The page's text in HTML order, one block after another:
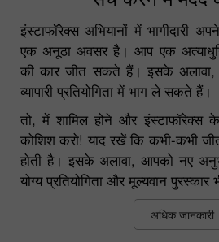
इंस्टाफॉरेक्स अभियानों में भागीदारी
एक अनूठा अवसर है। आप एक
की कार जीत सकते हैं। इसके अलावा,
व्यापारी प्रतियोगिता में भाग ले सकते हैं।
तो, में शामिल होने और इंस्टाफॉरेक्स
कोशिश करो! याद रखें कि कभी-कभी
होती है। इसके अलावा, आपको नए
योग्य प्रतियोगिता और मूल्यवान पुरस्कार
अधिक जानकारी